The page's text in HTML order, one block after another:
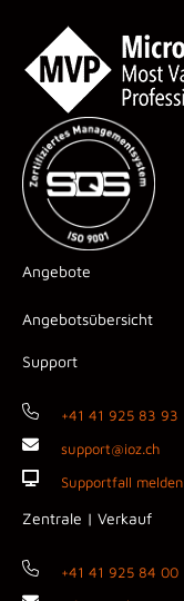
Angebote
Angebotsübersicht
Support
+41 41 925 83 93
support@ioz.ch
Supportfall melden
Zentrale | Verkauf
+41 41 925 84 00